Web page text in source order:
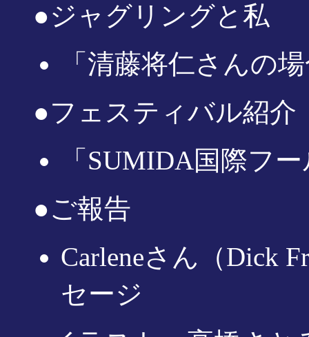
●ジャグリングと私
「清藤将仁さんの
●フェスティバル紹介
「SUMIDA国際フ
●ご報告
Carleneさん（Dick
セージ